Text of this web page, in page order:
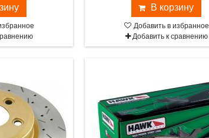
В корзину
Добавить в избранное
Добавить к сравнению